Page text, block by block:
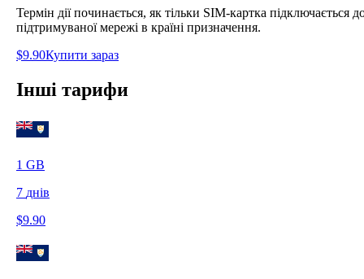
Термін дії починається, як тільки SIM-картка підключається
підтримуваної мережі в країні призначення.
$9.90Купити зараз
Інші тарифи
1 GB
7 днів
$9.90